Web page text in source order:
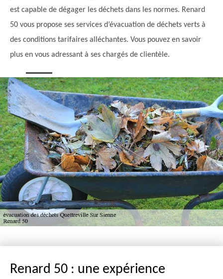
est capable de dégager les déchets dans les normes. Renard
50 vous propose ses services d’évacuation de déchets verts à
des conditions tarifaires alléchantes. Vous pouvez en savoir
plus en vous adressant à ses chargés de clientèle.
Renard 50 : une expérience